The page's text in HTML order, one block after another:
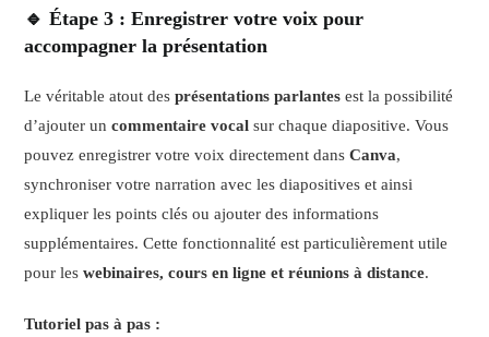
🔹 Étape 3 : Enregistrer votre voix pour
accompagner la présentation
Le véritable atout desprésentations parlantes est la possibilité
d’ajouter uncommentaire vocal sur chaque diapositive. Vous
pouvez enregistrer votre voix directement dansCanva,
synchroniser votre narration avec les diapositives et ainsi
expliquer les points clés ou ajouter des informations
supplémentaires. Cette fonctionnalité est particulièrement utile
pour leswebinaires, cours en ligne et réunions à distance.
Tutoriel pas à pas :